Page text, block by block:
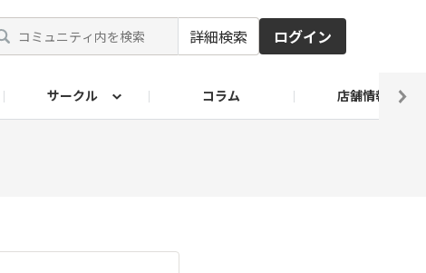
詳細検索 ログイン
サークル コラム 店舗情報